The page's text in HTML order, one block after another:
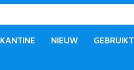
KANTINE NIEUW GEBRUIKT